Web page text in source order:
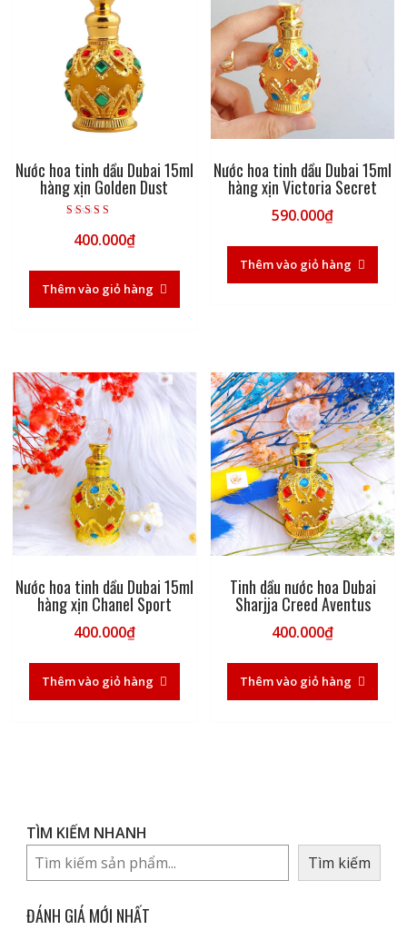
Nước hoa tinh dầu Dubai 15ml
hàng xịn Golden Dust
5.00
5 sao
400.000₫
Thêm vào giỏ hàng
Nước hoa tinh dầu Dubai 15ml
hàng xịn Victoria Secret
590.000₫
Thêm vào giỏ hàng
Nước hoa tinh dầu Dubai 15ml
hàng xịn Chanel Sport
400.000₫
Thêm vào giỏ hàng
Tinh dầu nước hoa Dubai
Sharjja Creed Aventus
400.000₫
Thêm vào giỏ hàng
TÌM KIẾM NHANH
Tìm kiếm
ĐÁNH GIÁ MỚI NHẤT